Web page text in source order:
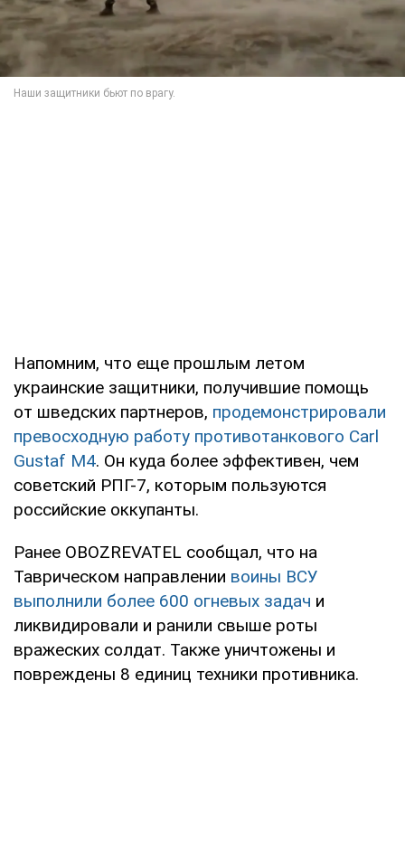
Напомним, что еще прошлым летом
украинские защитники, получившие помощь
от шведских партнеров, продемонстрировали
превосходную работу противотанкового Carl
Gustaf M4. Он куда более эффективен, чем
советский РПГ-7, которым пользуются
российские оккупанты.
Ранее OBOZREVATEL сообщал, что на
Таврическом направлении воины ВСУ
выполнили более 600 огневых задач и
ликвидировали и ранили свыше роты
вражеских солдат. Также уничтожены и
повреждены 8 единиц техники противника.